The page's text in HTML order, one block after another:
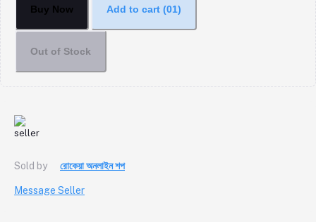
Buy Now Add to cart (01)
Out of Stock
Sold by রোকেয়া অনলাইন শপ
Message Seller